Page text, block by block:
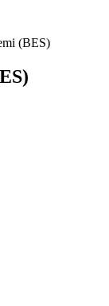
(BES)